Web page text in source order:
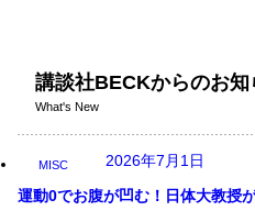
講談社BECKからのお知
What's New
MISC
2026年7月1日
運動0でお腹が凹む！日体大教授